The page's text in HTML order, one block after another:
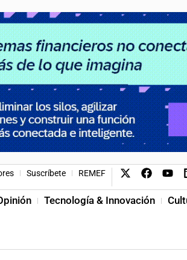
Suscríbete REMEF
Tecnología & Innovación